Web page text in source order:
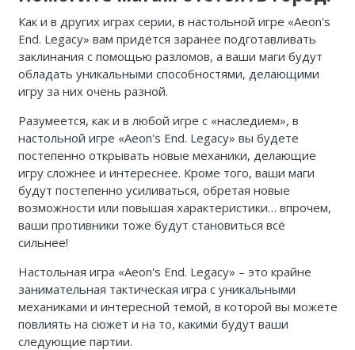
Как и в других играх серии, в настольной игре «Aeon's
End. Legacy» вам придётся заранее подготавливать
заклинания с помощью разломов, а ваши маги будут
обладать уникальными способностями, делающими
игру за них очень разной.
Разумеется, как и в любой игре с «наследием», в
настольной игре «Aeon's End. Legacy» вы будете
постепенно открывать новые механики, делающие
игру сложнее и интереснее. Кроме того, ваши маги
будут постепенно усиливаться, обретая новые
возможности или повышая характеристики… впрочем,
ваши противники тоже будут становиться всё
сильнее!
Настольная игра «Aeon's End. Legacy» – это крайне
занимательная тактическая игра с уникальными
механиками и интересной темой, в которой вы можете
повлиять на сюжет и на то, какими будут ваши
следующие партии.